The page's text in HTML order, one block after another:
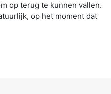
op terug te kunnen vallen.
op het moment dat